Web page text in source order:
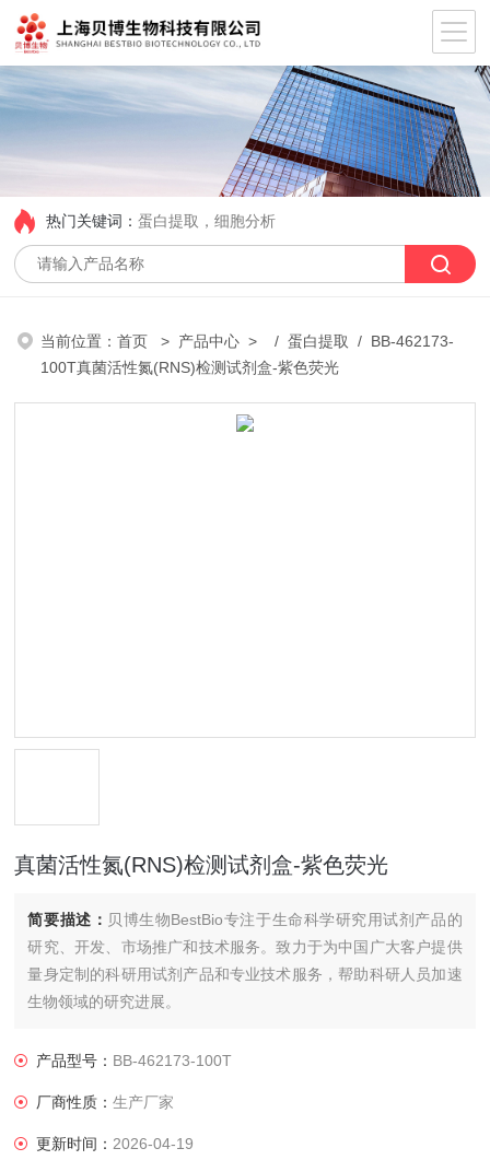
热门关键词：蛋白提取，细胞分析
当前位置：首页 > 产品中心 > /蛋白提取
/ BB-462173-
100T真菌活性氮(RNS)检测试剂盒-紫色荧光
真菌活性氮(RNS)检测试剂盒-紫色荧光
简要描述： 贝博生物BestBio专注于生命科学研究用试剂产品的
研究、开发、市场推广和技术服务。致力于为中国广大客户提供
量身定制的科研用试剂产品和专业技术服务，帮助科研人员加速
生物领域的研究进展。
产品型号： BB-462173-100T
厂商性质：生产厂家
更新时间： 2026-04-19